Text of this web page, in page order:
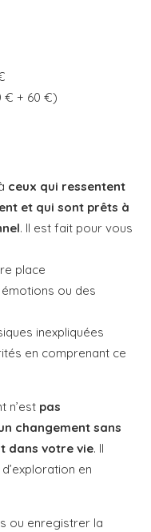
€ + 60 €)
ceux qui ressentent
et qui sont prêts à
. Il est fait pour vous
place
ou des
inexpliquées
en comprenant ce
n’est pas
changement sans
dans votre vie. Il
en
ou enregistrer la